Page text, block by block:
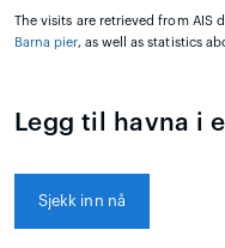
The visits are retrieved from AIS
Barna pier, as well as statistics
Legg til havna i
Sjekk inn nå